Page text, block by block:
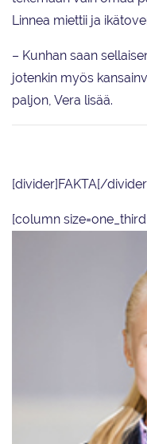
Linnea miettii ja
– Kunhan saan
jotenkin myös
paljon, Vera lisää.
[divider]FAKTA[/
[column